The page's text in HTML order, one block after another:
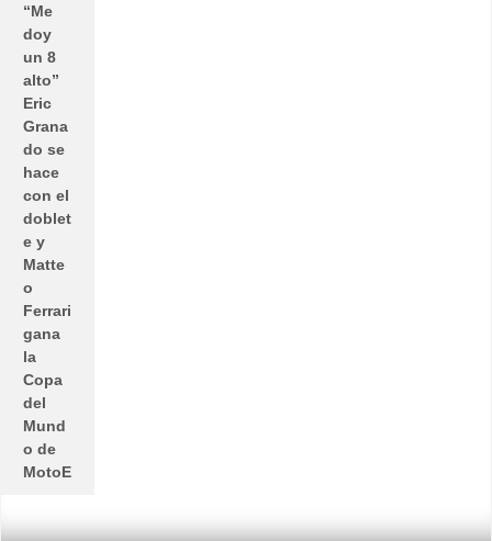
“Me
doy
un 8
alto”
Eric
Grana
do se
hace
con el
doblet
e y
Matte
o
Ferrari
gana
la
Copa
del
Mund
o de
MotoE